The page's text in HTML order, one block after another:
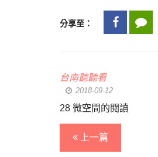
分享至：
台南聽聽看
2018-09-12
28 微空間的閱讀
上一篇